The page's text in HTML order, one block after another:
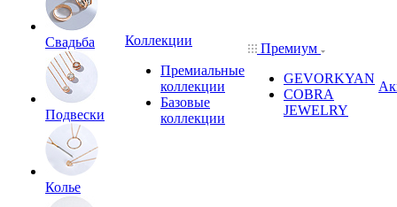
Свадьба
Подвески
Колье
Коллекции
Премиальные
коллекции
Базовые
коллекции
Премиум
GEVORKYAN
COBRA
JEWELRY